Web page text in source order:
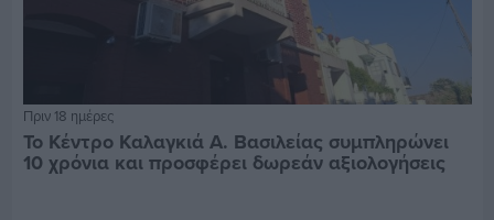
Πριν 18 ημέρες
Το Κέντρο Καλαγκιά Α. Βασιλείας συμπληρώνει
10 χρόνια και προσφέρει δωρεάν αξιολογήσεις